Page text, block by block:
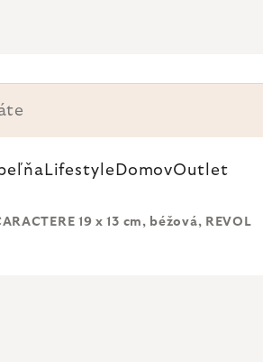
Lifestyle DomovOutlet
19 x 13 cm, béžová, REVOL